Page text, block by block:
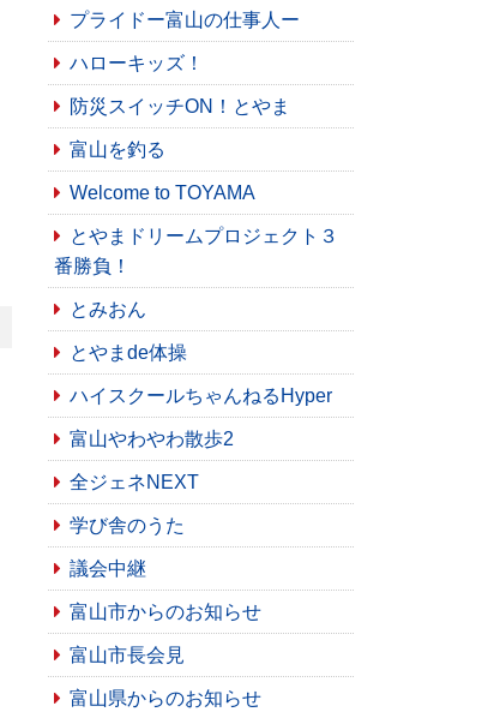
プライドー富山の仕事人ー
ハローキッズ！
防災スイッチON！とやま
富山を釣る
Welcome to TOYAMA
とやまドリームプロジェクト３
番勝負！
とみおん
とやまde体操
ハイスクールちゃんねるHyper
富山やわやわ散歩2
全ジェネNEXT
学び舎のうた
議会中継
富山市からのお知らせ
富山市長会見
富山県からのお知らせ